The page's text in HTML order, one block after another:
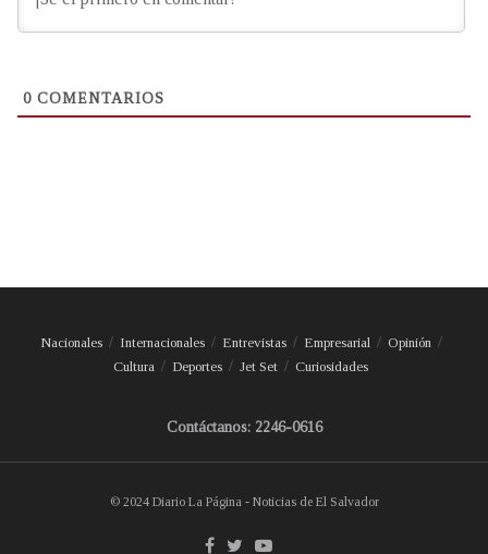
0 COMENTARIOS
Nacionales Internacionales Entrevistas Empresarial
Opinión
Cultura
Deportes Jet Set Curiosidades
Contáctanos: 2246-0616
© 2024 Diario La Página - Noticias de El Salvador